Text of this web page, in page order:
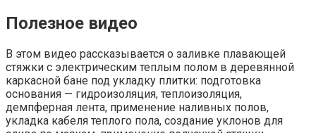
Полезное видео
В этом видео рассказывается о заливке плавающей
стяжки с электрическим теплым полом в деревянной
каркасной бане под укладку плитки: подготовка
основания — гидроизоляция, теплоизоляция,
демпферная лента, применение наливных полов,
укладка кабеля теплого пола, создание уклонов для